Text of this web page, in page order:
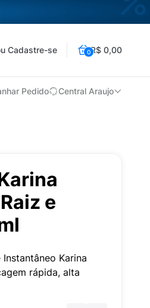
Cadastre-se 0R$ 0,00
Pedido Central Araujo
e
Karina
rápida, alta